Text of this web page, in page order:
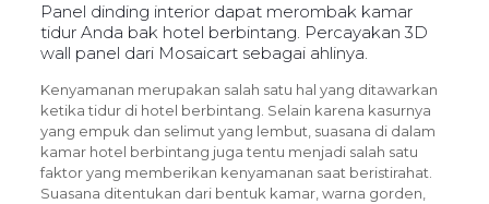
Panel dinding interior dapat merombak kamar
tidur Anda bak hotel berbintang. Percayakan 3D
wall panel dari Mosaicart sebagai ahlinya.
Kenyamanan merupakan salah satu hal yang ditawarkan
ketika tidur di hotel berbintang. Selain karena kasurnya
yang empuk dan selimut yang lembut, suasana di dalam
kamar hotel berbintang juga tentu menjadi salah satu
faktor yang memberikan kenyamanan saat beristirahat.
Suasana ditentukan dari bentuk kamar, warna gorden,